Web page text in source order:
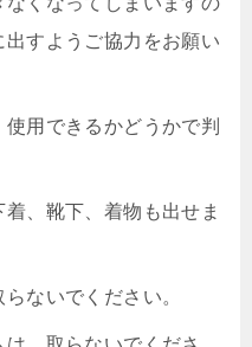
すようご協力をお願い
用できるかどうかで判
、靴下、着物も出せま
ないでください。